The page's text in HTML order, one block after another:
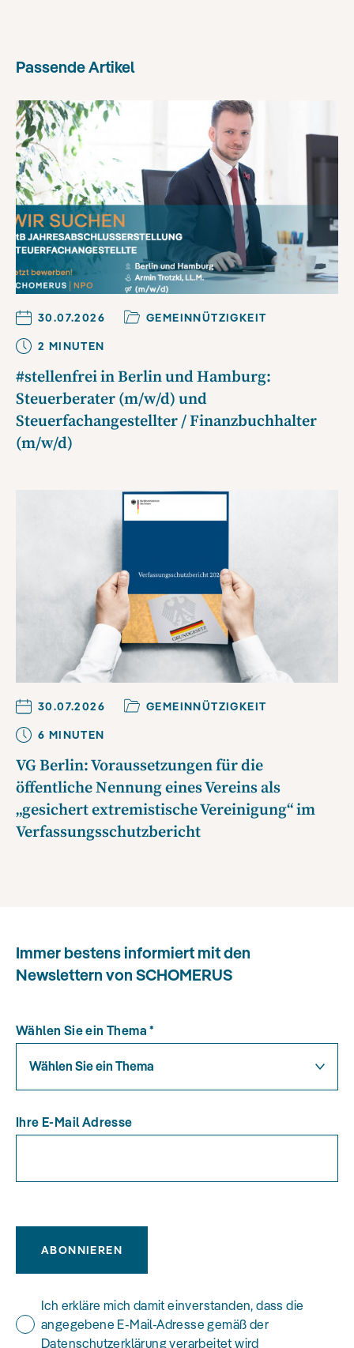
Passende Artikel
30.07.2026
GEMEINNÜTZIGKEIT
2 MINUTEN
#stellenfrei in Berlin und Hamburg:
Steuerberater (m/w/d) und
Steuerfachangestellter / Finanzbuchhalter
(m/w/d)
30.07.2026
GEMEINNÜTZIGKEIT
6 MINUTEN
VG Berlin: Voraussetzungen für die
öffentliche Nennung eines Vereins als
„gesichert extremistische Vereinigung“ im
Verfassungsschutzbericht
Immer bestens informiert mit den
Newslettern von SCHOMERUS
Wählen Sie ein Thema *
Wählen Sie ein Thema
Ihre E-Mail Adresse
ABONNIEREN
Ich erkläre mich damit einverstanden, dass die
angegebene E-Mail-Adresse gemäß der
Datenschutzerklärung verarbeitet wird